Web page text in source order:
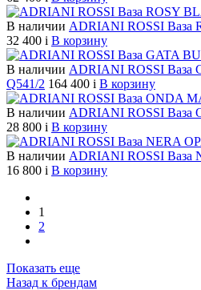
В наличии ADRIANI ROSSI Ваза
32 400 i В корзину
В наличии ADRIANI ROSSI Ваза
Q541/2 164 400 i В корзину
В наличии ADRIANI ROSSI Ваза
28 800 i В корзину
В наличии ADRIANI ROSSI Ваза
16 800 i В корзину
1
2
Показать еще
Назад к брендам